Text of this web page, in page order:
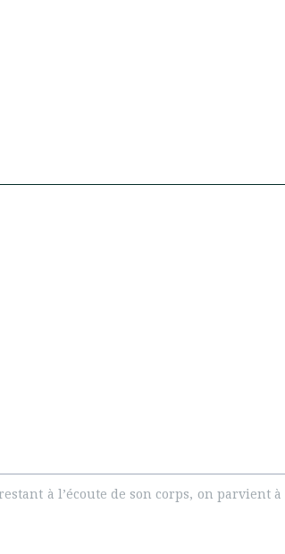
à l’écoute de son corps, on parvient